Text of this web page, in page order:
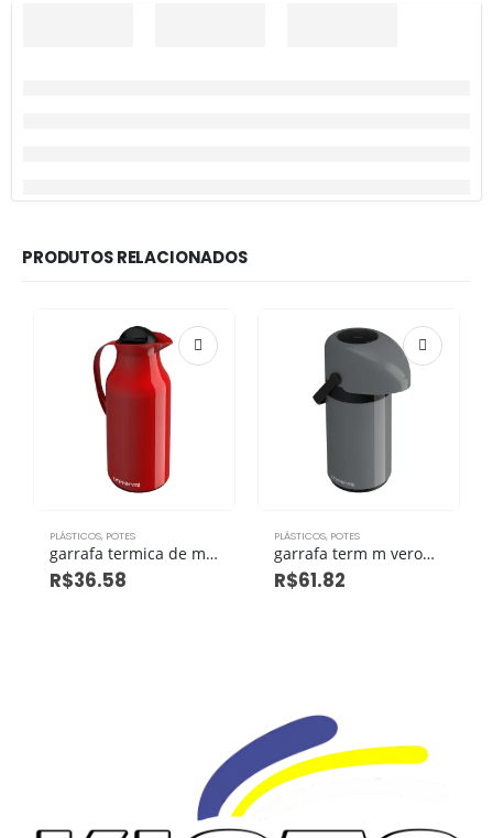
PRODUTOS RELACIONADOS
PLÁSTICOS, POTES
garrafa termica de mesa siena 1,0l vermelha eco
R$36.58
PLÁSTICOS, POTES
garrafa term m verona pressao 600ml cinza medio eco
R$61.82